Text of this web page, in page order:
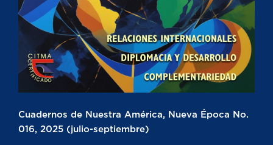
Cuadernos de Nuestra América, Nueva Época No.
016, 2025 (julio-septiembre)